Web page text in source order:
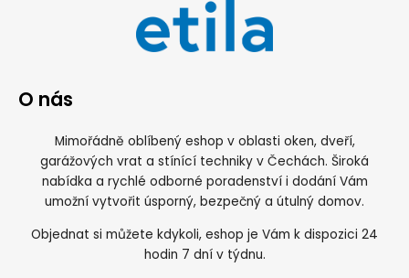
O nás
Mimořádně oblíbený eshop v oblasti oken, dveří,
garážových vrat a stínící techniky v Čechách. Široká
nabídka a rychlé odborné poradenství i dodání Vám
umožní vytvořit úsporný, bezpečný a útulný domov.
Objednat si můžete kdykoli, eshop je Vám k dispozici 24
hodin 7 dní v týdnu.